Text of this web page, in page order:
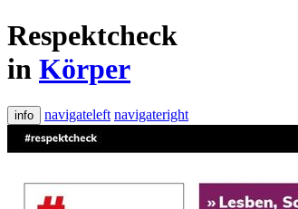
Respektcheck
in Körper
info navigateleft navigateright